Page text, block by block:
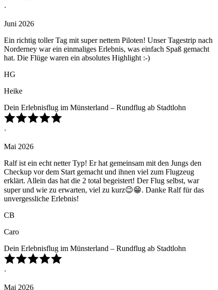
·
Juni 2026
Ein richtig toller Tag mit super nettem Piloten! Unser Tagestrip nach
Norderney war ein einmaliges Erlebnis, was einfach Spaß gemacht
hat. Die Flüge waren ein absolutes Highlight :-)
HG
Heike
Dein Erlebnisflug im Münsterland – Rundflug ab Stadtlohn
·
Mai 2026
Ralf ist ein echt netter Typ! Er hat gemeinsam mit den Jungs den
Checkup vor dem Start gemacht und ihnen viel zum Flugzeug
erklärt. Allein das hat die 2 total begeistert! Der Flug selbst, war
super und wie zu erwarten, viel zu kurz😉😁. Danke Ralf für das
unvergessliche Erlebnis!
CB
Caro
Dein Erlebnisflug im Münsterland – Rundflug ab Stadtlohn
·
Mai 2026